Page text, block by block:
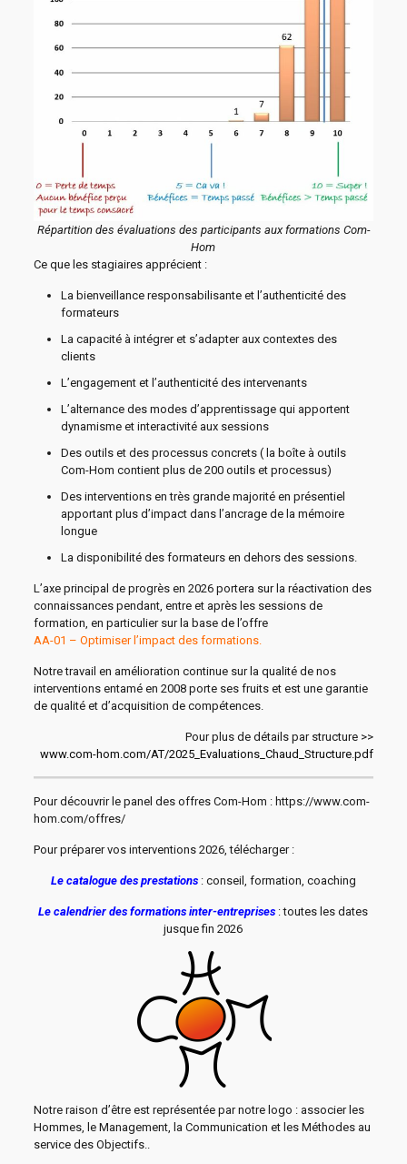
Répartition des évaluations des participants aux formations Com-
Hom
Ce que les stagiaires apprécient :
La bienveillance responsabilisante et l’authenticité des
formateurs
La capacité à intégrer et s’adapter aux contextes des
clients
L’engagement et l’authenticité des intervenants
L’alternance des modes d’apprentissage qui apportent
dynamisme et interactivité aux sessions
Des outils et des processus concrets ( la boîte à outils
Com-Hom contient plus de 200 outils et processus)
Des interventions en très grande majorité en présentiel
apportant plus d’impact dans l’ancrage de la mémoire
longue
La disponibilité des formateurs en dehors des sessions.
L’axe principal de progrès en 2026 portera sur la réactivation des
connaissances pendant, entre et après les sessions de
formation, en particulier sur la base de l’offre
AA-01 – Optimiser l’impact des formations.
Notre travail en amélioration continue sur la qualité de nos
interventions entamé en 2008 porte ses fruits et est une garantie
de qualité et d’acquisition de compétences.
Pour plus de détails par structure >>
www.com-hom.com/AT/2025_Evaluations_Chaud_Structure.pdf
Pour découvrir le panel des offres Com-Hom : https://www.com-
hom.com/offres/
Pour préparer vos interventions 2026, télécharger :
Le catalogue des prestations : conseil, formation, coaching
Le calendrier des formations inter-entreprises : toutes les dates
jusque fin 2026
Notre raison d’être est représentée par notre logo : associer les
Hommes, le Management, la Communication et les Méthodes au
service des Objectifs..